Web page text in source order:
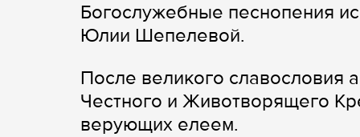
Богослужебные песнопения
Юлии Шепелевой.
Поcле великого славословия
Честного и Животворящего
верующих елеем.